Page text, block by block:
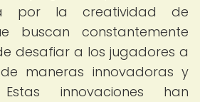
por la creatividad de
buscan constantemente
desafiar a los jugadores a
maneras innovadoras y
Estas innovaciones han